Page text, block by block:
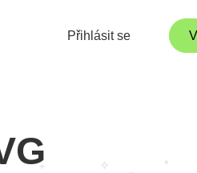
Přihlásit se